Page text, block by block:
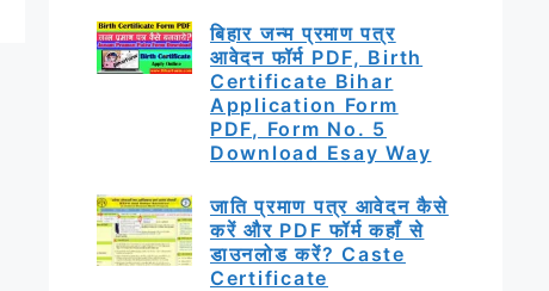
बिहार जन्म प्रमाण पत्र
आवेदन फॉर्म PDF, Birth
Certificate Bihar
Application Form
PDF, Form No. 5
Download Esay Way
जाति प्रमाण पत्र आवेदन कैसे
करें और PDF फॉर्म कहाँ से
डाउनलोड करें? Caste
Certificate